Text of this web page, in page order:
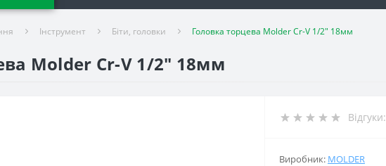
Інструмент Біти, головки Головка торцева Molder Cr-V 1/2" 18мм
Molder Cr-V 1/2" 18мм
Відгуки:
Виробник: MOLDER